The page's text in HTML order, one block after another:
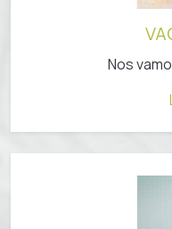
Nos